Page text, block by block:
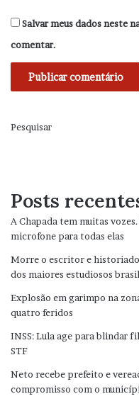
Salvar meus dados neste
comentar.
Pesquisar
Posts
A Chapada tem muitas
microfone para todas elas
Morre o escritor e
dos maiores estudiosos
Explosão em garimpo na
quatro feridos
INSS: Lula age para blindar
STF
Neto recebe prefeito e
compromisso com o